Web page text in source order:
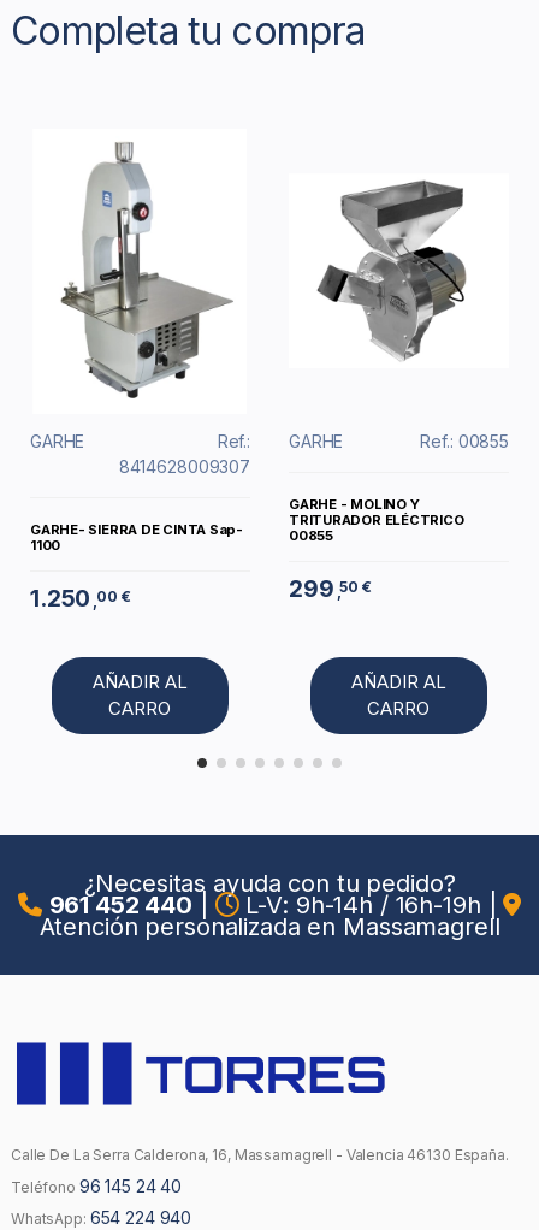
Completa tu compra
GARHE
Ref.:
8414628009307
GARHE- SIERRA DE CINTA Sap-
1100
1.250 ,00 €
AÑADIR AL
CARRO
GARHE Ref.: 00855
GARHE - MOLINO Y
TRITURADOR ELÉCTRICO
00855
299 ,50 €
AÑADIR AL
CARRO
¿Necesitas ayuda con tu pedido?
961 452 440 L-V: 9h-14h / 16h-19h
Atención personalizada en Massamagrell
Calle De La Serra Calderona, 16, Massamagrell - Valencia 46130 España.
Teléfono 96 145 24 40
WhatsApp: 654 224 940